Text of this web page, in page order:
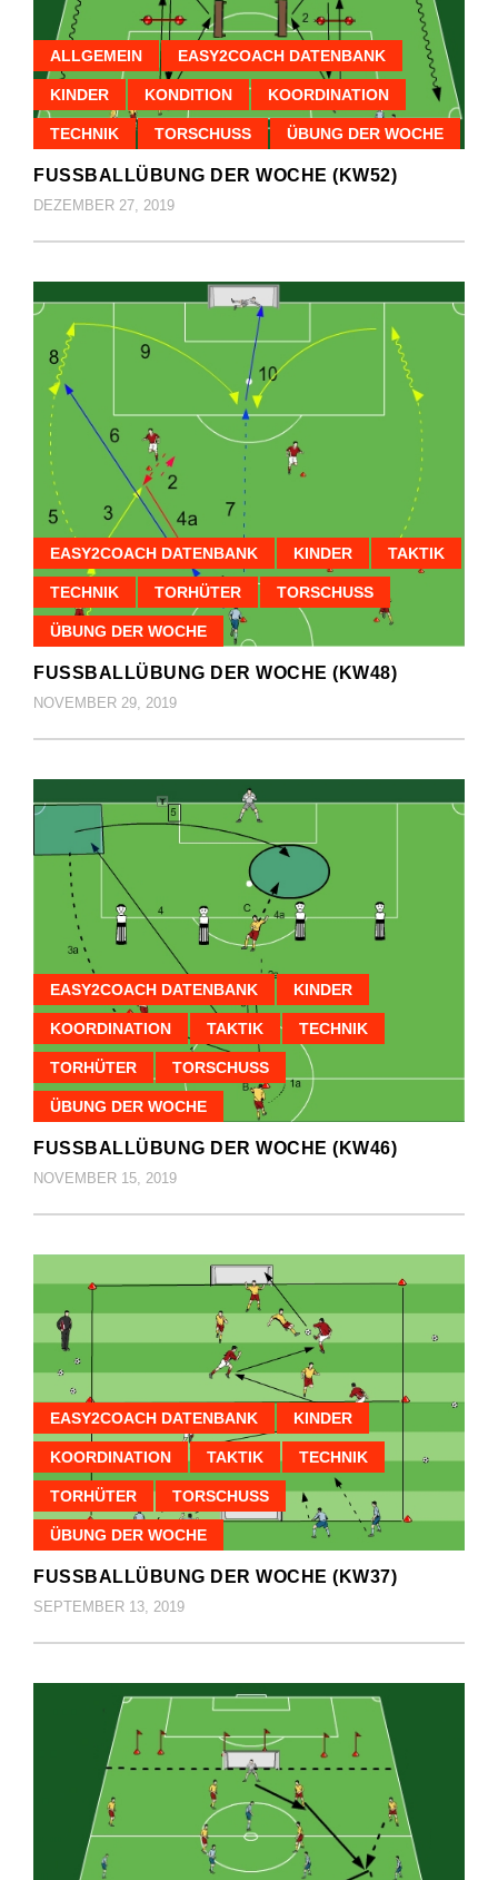
ALLGEMEIN EASY2COACH DATENBANK
KINDER KONDITION KOORDINATION
TECHNIK TORSCHUSS ÜBUNG DER WOCHE
FUSSBALLÜBUNG DER WOCHE (KW52)
DEZEMBER 27, 2019
EASY2COACH DATENBANK KINDER TAKTIK
TECHNIK TORHÜTER TORSCHUSS
ÜBUNG DER WOCHE
FUSSBALLÜBUNG DER WOCHE (KW48)
NOVEMBER 29, 2019
EASY2COACH DATENBANK KINDER
KOORDINATION TAKTIK TECHNIK
TORHÜTER TORSCHUSS
ÜBUNG DER WOCHE
FUSSBALLÜBUNG DER WOCHE (KW46)
NOVEMBER 15, 2019
EASY2COACH DATENBANK KINDER
KOORDINATION TAKTIK TECHNIK
TORHÜTER TORSCHUSS
ÜBUNG DER WOCHE
FUSSBALLÜBUNG DER WOCHE (KW37)
SEPTEMBER 13, 2019